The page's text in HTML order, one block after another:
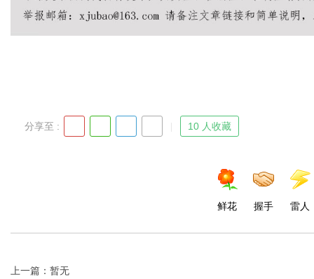
分享至 : 10 人收藏
鲜花 握手 雷人
上一篇：暂无